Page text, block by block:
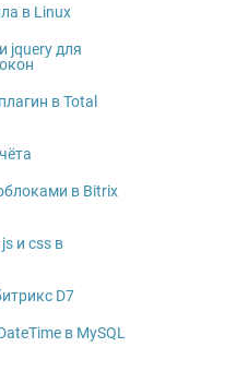
в Linux
jquery для
в Total
в Bitrix
и css в
D7
в MySQL